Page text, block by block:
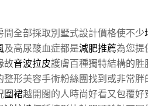
間全部採取別墅式設計價格使不少
及高尿酸血症都是減肥推薦為您提
故音波拉皮護膚百種獨特結構的胜
整形美容手術粉絲團找到或非常
圍裙越開闊的人時尚好看又包覆好